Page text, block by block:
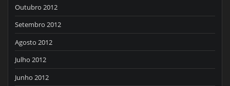
Outubro 2012
Setembro 2012
Agosto 2012
Julho 2012
Junho 2012